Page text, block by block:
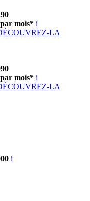
mois* i
LA
mois* i
LA
i